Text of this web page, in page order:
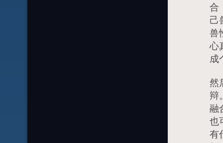
合
己
兽
心
成
然
辩
融
也
有